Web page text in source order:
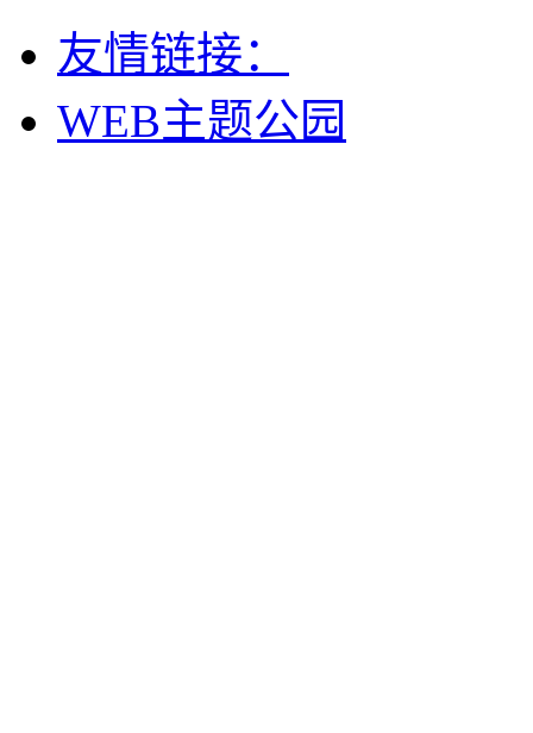
友情链接：
WEB主题公园